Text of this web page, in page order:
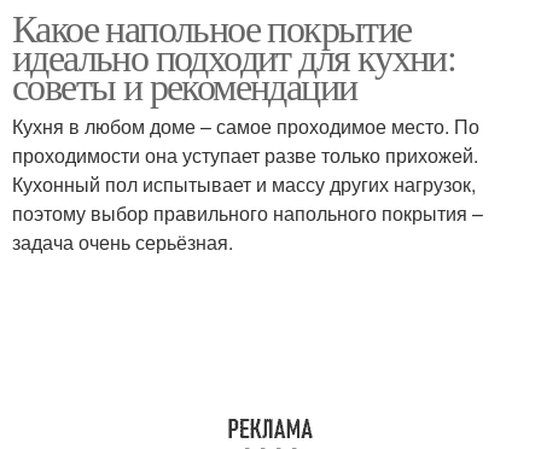
Какое напольное покрытие
идеально подходит для кухни:
советы и рекомендации
Кухня в любом доме – самое проходимое место. По
проходимости она уступает разве только прихожей.
Кухонный пол испытывает и массу других нагрузок,
поэтому выбор правильного напольного покрытия –
задача очень серьёзная.